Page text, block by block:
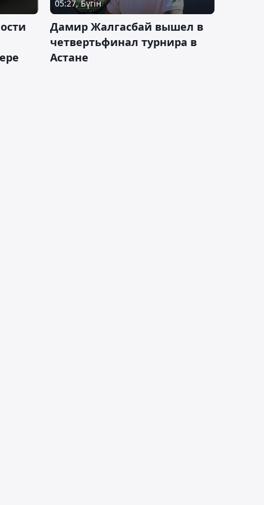
05:27, Бүгін
Дамир Жалгасбай вышел в
четвертьфинал турнира в
Астане